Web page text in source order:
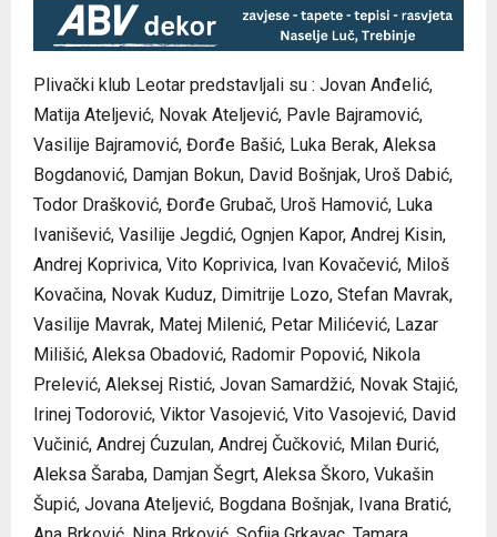
Plivački klub Leotar predstavljali su : Jovan Anđelić,
Matija Ateljević, Novak Ateljević, Pavle Bajramović,
Vasilije Bajramović, Đorđe Bašić, Luka Berak, Aleksa
Bogdanović, Damjan Bokun, David Bošnjak, Uroš Dabić,
Todor Drašković, Đorđe Grubač, Uroš Hamović, Luka
Ivanišević, Vasilije Jegdić, Ognjen Kapor, Andrej Kisin,
Andrej Koprivica, Vito Koprivica, Ivan Kovačević, Miloš
Kovačina, Novak Kuduz, Dimitrije Lozo, Stefan Mavrak,
Vasilije Mavrak, Matej Milenić, Petar Milićević, Lazar
Milišić, Aleksa Obadović, Radomir Popović, Nikola
Prelević, Aleksej Ristić, Jovan Samardžić, Novak Stajić,
Irinej Todorović, Viktor Vasojević, Vito Vasojević, David
Vučinić, Andrej Ćuzulan, Andrej Čučković, Milan Đurić,
Aleksa Šaraba, Damjan Šegrt, Aleksa Škoro, Vukašin
Šupić, Jovana Ateljević, Bogdana Bošnjak, Ivana Bratić,